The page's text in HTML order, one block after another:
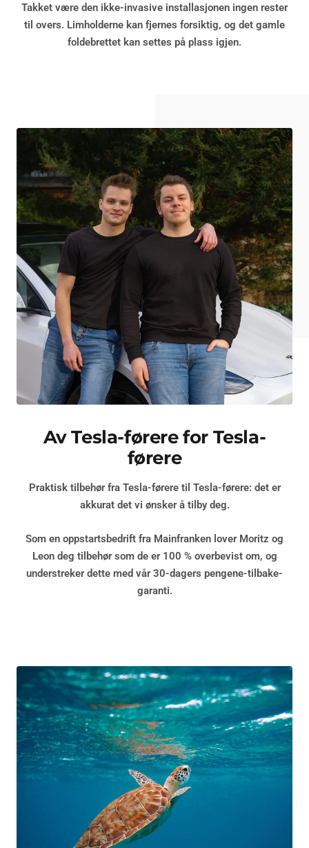
Takket være den ikke-invasive installasjonen ingen rester
til overs. Limholderne kan fjernes forsiktig, og det gamle
foldebrettet kan settes på plass igjen.
Av Tesla-førere for Tesla-
førere
Praktisk tilbehør fra Tesla-førere til Tesla-førere: det er
akkurat det vi ønsker å tilby deg.
Som en oppstartsbedrift fra Mainfranken lover Moritz og
Leon deg tilbehør som de er 100 % overbevist om, og
understreker dette med vår30-dagers pengene-tilbake-
garanti.